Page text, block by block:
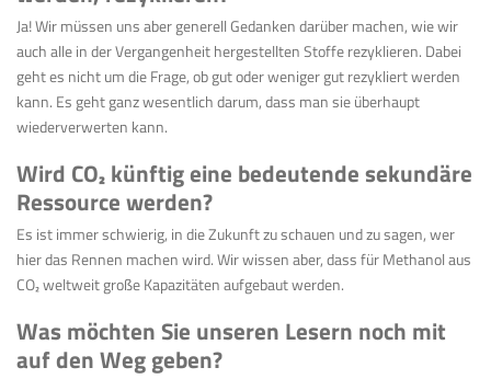
Ja! Wir müssen uns aber generell Gedanken darüber machen, wie wir
auch alle in der Vergangenheit hergestellten Stoffe rezyklieren. Dabei
geht es nicht um die Frage, ob gut oder weniger gut rezykliert werden
kann. Es geht ganz wesentlich darum, dass man sie überhaupt
wiederverwerten kann.
Wird CO₂künftig eine bedeutende sekundäre
Ressource werden?
Es ist immer schwierig, in die Zukunft zu schauen und zu sagen, wer
hier das Rennen machen wird. Wir wissen aber, dass für Methanol aus
CO₂weltweit große Kapazitäten aufgebaut werden.
Was möchten Sie unseren Lesern noch mit
auf den Weg geben?